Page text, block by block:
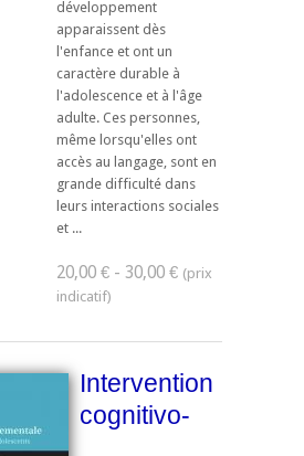
développement
apparaissent dès
l'enfance et ont un
caractère durable à
l'adolescence et à l'âge
adulte. Ces personnes,
même lorsqu'elles ont
accès au langage, sont en
grande difficulté dans
leurs interactions sociales
et ...
20,00 € - 30,00 €
Intervention
cognitivo-